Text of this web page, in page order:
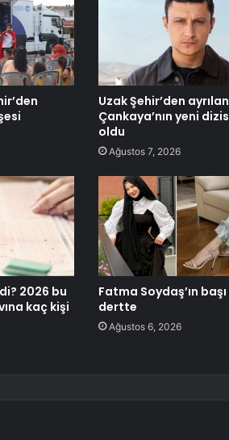
Uzak Şehir’den
Çankaya’nın yeni
oldu
Ağustos 7, 2026
2026 bu
kaç kişi
Fatma Soydaş’ın
dertte
Ağustos 6, 2026